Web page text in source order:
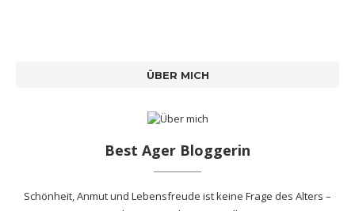
ÜBER MICH
Best Ager Bloggerin
Schönheit, Anmut und Lebensfreude ist keine Frage des Alters –